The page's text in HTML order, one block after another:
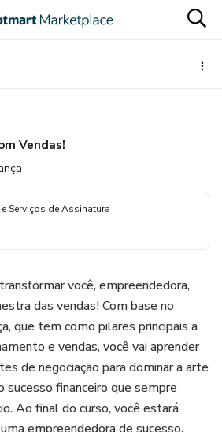
Vendas!
Serviços de Assinatura
você, empreendedora,
das vendas! Com base no
que tem como pilares principais a
e vendas, você vai aprender
de negociação para dominar a arte
sucesso financeiro que sempre
Ao final do curso, você estará